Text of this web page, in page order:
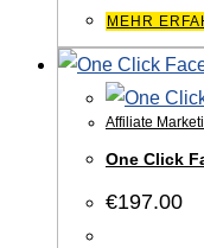
MEHR
Affiliate
One Click
€197.00